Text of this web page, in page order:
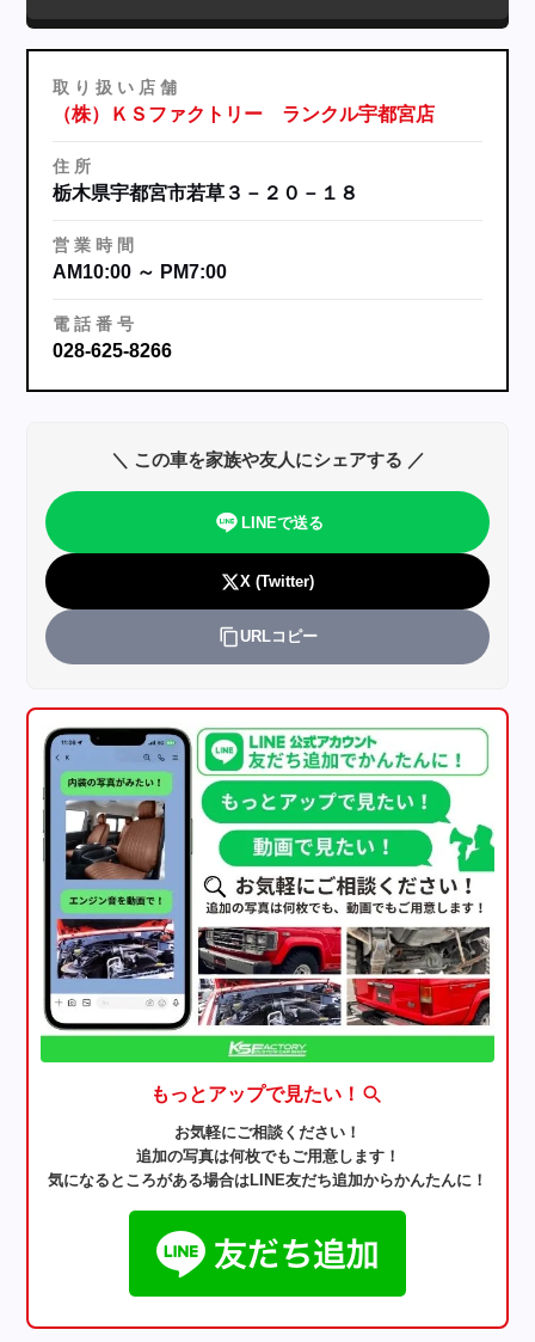
取 り 扱 い 店 舗
（株）ＫＳファクトリー ランクル宇都宮店
住 所
栃木県宇都宮市若草３－２０－１８
営 業 時 間
AM10:00 ～ PM7:00
電 話 番 号
028-625-8266
＼ この車を家族や友人にシェアする ／
LINEで送る
X (Twitter)
URLコピー
もっとアップで見たい！
お気軽にご相談ください！
追加の写真は何枚でもご用意します！
気になるところがある場合はLINE友だち追加からかんたんに！